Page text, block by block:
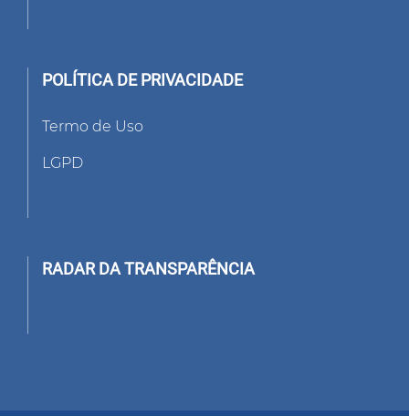
POLÍTICA DE PRIVACIDADE
Termo de Uso
LGPD
RADAR DA TRANSPARÊNCIA